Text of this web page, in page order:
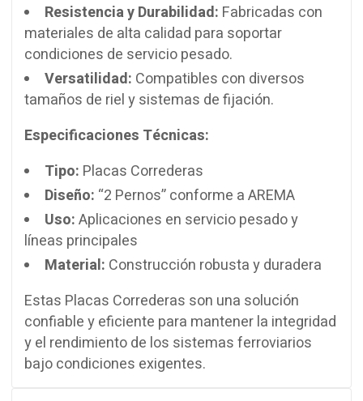
Resistencia y Durabilidad: Fabricadas con
materiales de alta calidad para soportar
condiciones de servicio pesado.
Versatilidad: Compatibles con diversos
tamaños de riel y sistemas de fijación.
Especificaciones Técnicas:
Tipo: Placas Correderas
Diseño: “2 Pernos” conforme a AREMA
Uso:Aplicaciones en servicio pesado y
líneas principales
Material: Construcción robusta y duradera
Estas Placas Correderas son una solución
confiable y eficiente para mantener la integridad
y el rendimiento de los sistemas ferroviarios
bajo condiciones exigentes.